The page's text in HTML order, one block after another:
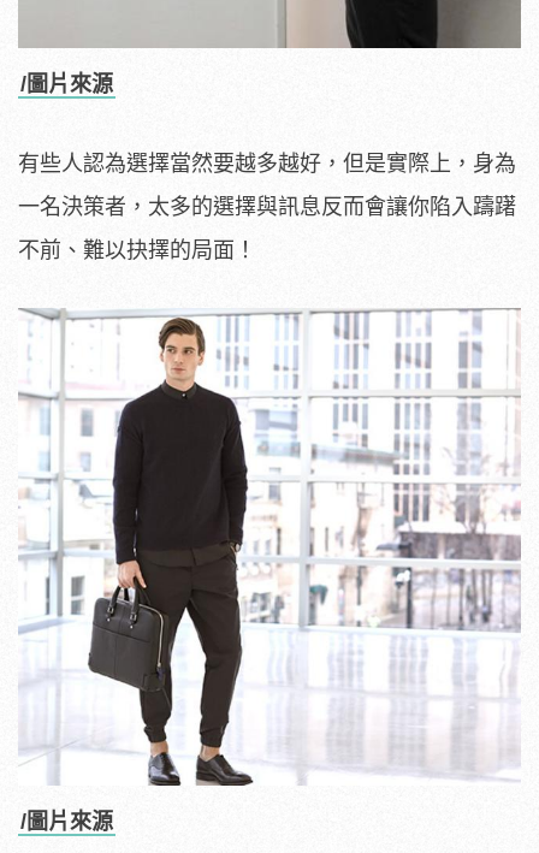
/圖片來源
有些人認為選擇當然要越多越好，但是實際上，身為
一名決策者，太多的選擇與訊息反而會讓你陷入躊躇
不前、難以抉擇的局面！
/圖片來源